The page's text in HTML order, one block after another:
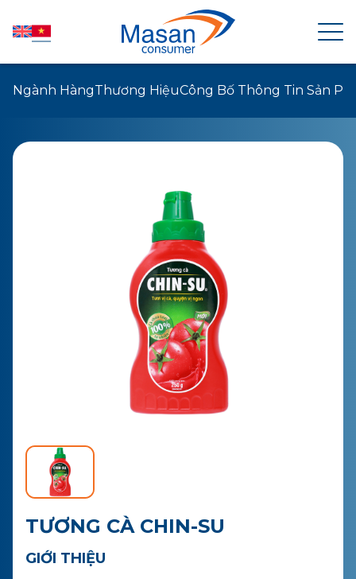
QUAN HỆ CỔ ĐÔNG
PHÁT TRIỂN BỀN VỮNG
MUA HÀNG
Ngành HàngThương HiệuCông Bố Thông Tin Sản
TƯƠNG CÀ CHIN-SU
GIỚI THIỆU